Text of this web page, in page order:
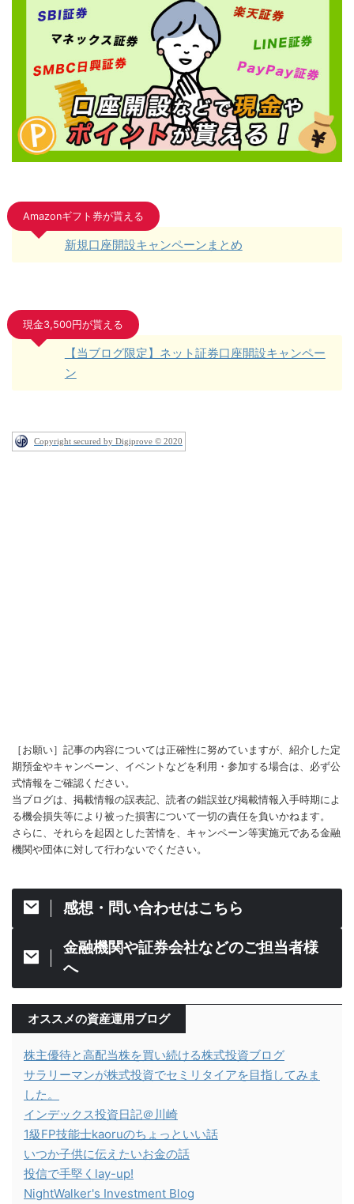
Amazonギフト券が貰える
新規口座開設キャンペーンまとめ
現金3,500円が貰える
【当ブログ限定】ネット証券口座開設キャンペー
ン
Copyright secured by Digiprove © 2020
［お願い］記事の内容については正確性に努めていますが、紹介した定
期預金やキャンペーン、イベントなどを利用・参加する場合は、必ず公
式情報をご確認ください。
当ブログは、掲載情報の誤表記、読者の錯誤並び掲載情報入手時期によ
る機会損失等により被った損害について一切の責任を負いかねます。
さらに、それらを起因とした苦情を、キャンペーン等実施元である金融
機関や団体に対して行わないでください。
感想・問い合わせはこちら
金融機関や証券会社などのご担当者様
へ
オススメの資産運用ブログ
株主優待と高配当株を買い続ける株式投資ブログ
サラリーマンが株式投資でセミリタイアを目指してみま
した。
インデックス投資日記＠川崎
1級FP技能士kaoruのちょっといい話
いつか子供に伝えたいお金の話
投信で手堅くlay-up!
NightWalker's Investment Blog